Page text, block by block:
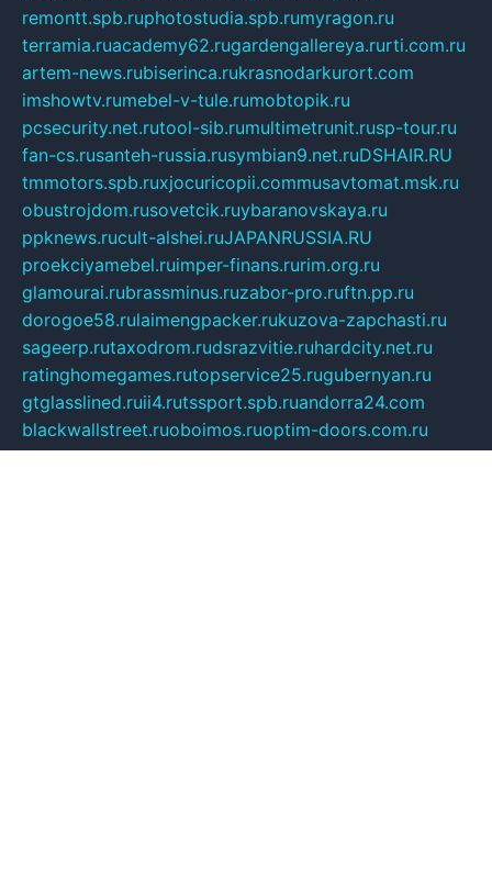
remontt.spb.ruphotostudia.spb.rumyragon.ru
terramia.ruacademy62.rugardengallereya.rurti.com.ru
artem-news.rubiserinca.rukrasnodarkurort.com
imshowtv.rumebel-v-tule.rumobtopik.ru
pcsecurity.net.rutool-sib.rumultimetrunit.rusp-tour.ru
fan-cs.rusanteh-russia.rusymbian9.net.ruDSHAIR.RU
tmmotors.spb.ruxjocuricopii.commusavtomat.msk.ru
obustrojdom.rusovetcik.ruybaranovskaya.ru
ppknews.rucult-alshei.ruJAPANRUSSIA.RU
proekciyamebel.ruimper-finans.rurim.org.ru
glamourai.rubrassminus.ruzabor-pro.ruftn.pp.ru
dorogoe58.rulaimengpacker.rukuzova-zapchasti.ru
sageerp.rutaxodrom.rudsrazvitie.ruhardcity.net.ru
ratinghomegames.rutopservice25.rugubernyan.ru
gtglasslined.ruii4.rutssport.spb.ruandorra24.com
blackwallstreet.ruoboimos.ruoptim-doors.com.ru
ikuch.runycr.org.runpa21.ruvremya-ch.spb.ru